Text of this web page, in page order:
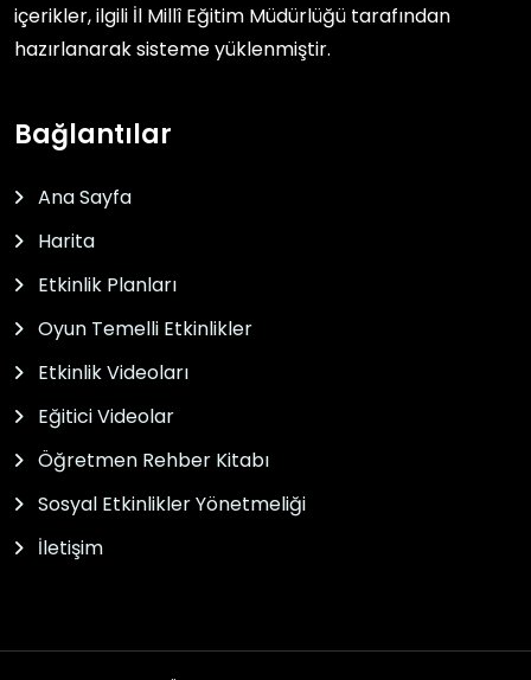
içerikler, ilgili İl Millî Eğitim Müdürlüğü tarafından
hazırlanarak sisteme yüklenmiştir.
Bağlantılar
Ana Sayfa
Harita
Etkinlik Planları
Oyun Temelli Etkinlikler
Etkinlik Videoları
Eğitici Videolar
Öğretmen Rehber Kitabı
Sosyal Etkinlikler Yönetmeliği
İletişim